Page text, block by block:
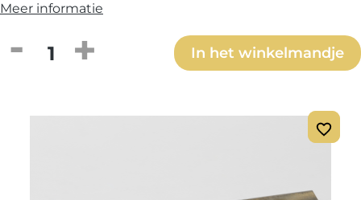
Meer informatie
Producthoeveelheid: Voer deIn het winkelmandje